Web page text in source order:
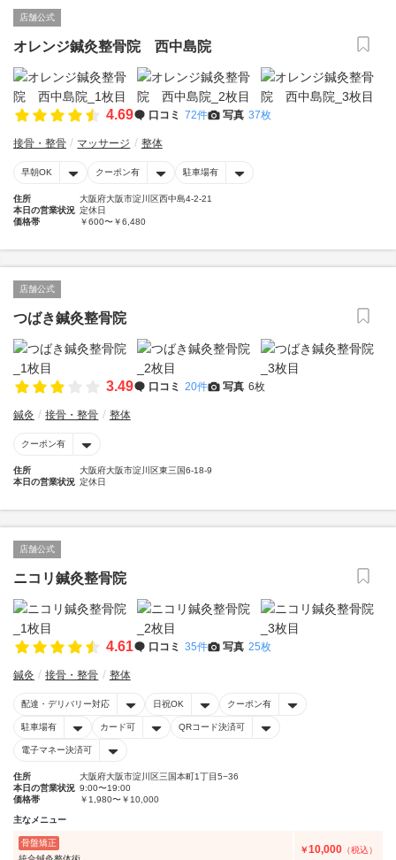
店舗公式
オレンジ鍼灸整骨院 西中島院
4.69 口コミ 72件 写真 37枚
接骨・整骨 マッサージ 整体
早朝OK クーポン有 駐車場有
住所
大阪府大阪市淀川区西中島4-2-21
本日の営業状況 定休日
価格帯
￥600〜￥6,480
店舗公式
つばき鍼灸整骨院
3.49 口コミ 20件 写真 6枚
鍼灸 接骨・整骨 整体
クーポン有
住所
大阪府大阪市淀川区東三国6-18-9
本日の営業状況 定休日
店舗公式
ニコリ鍼灸整骨院
4.61 口コミ 35件 写真 25枚
鍼灸 接骨・整骨 整体
配達・デリバリー対応 日祝OK クーポン有
駐車場有 カード可 QRコード決済可
電子マネー決済可
住所
大阪府大阪市淀川区三国本町1丁目5−36
本日の営業状況 9:00〜19:00
価格帯
￥1,980〜￥10,000
主なメニュー
骨盤矯正
￥10,000 （税込）